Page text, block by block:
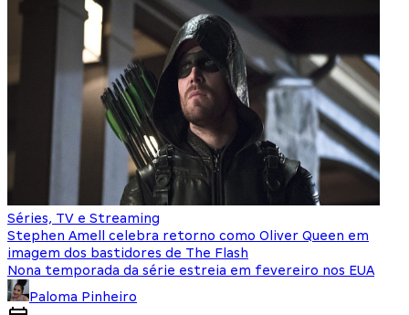
Séries, TV e Streaming
Stephen Amell celebra retorno como Oliver Queen em
imagem dos bastidores de The Flash
Nona temporada da série estreia em fevereiro nos EUA
Paloma Pinheiro